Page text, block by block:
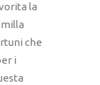
la
che
i